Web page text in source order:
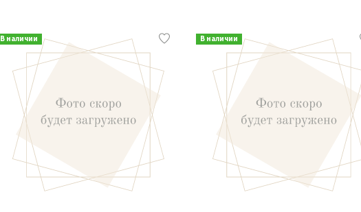
В наличии В наличии